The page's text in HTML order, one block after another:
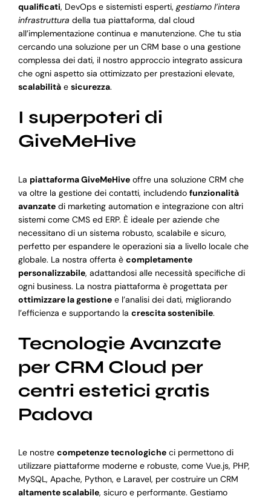
qualificati, DevOps e sistemisti esperti, gestiamo l’intera
infrastruttura della tua piattaforma, dal cloud
all’implementazione continua e manutenzione. Che tu stia
cercando una soluzione per un CRM base o una gestione
complessa dei dati, il nostro approccio integrato assicura
che ogni aspetto sia ottimizzato per prestazioni elevate,
scalabilitàe sicurezza.
I superpoteri di
GiveMeHive
La piattaforma GiveMeHiveoffre una soluzione CRM che
va oltre la gestione dei contatti, includendo funzionalità
avanzatedi marketing automation e integrazione con altri
sistemi come CMS ed ERP. È ideale per aziende che
necessitano di un sistema robusto, scalabile e sicuro,
perfetto per espandere le operazioni sia a livello locale che
globale. La nostra offerta è completamente
personalizzabile, adattandosi alle necessità specifiche di
ogni business. La nostra piattaforma è progettata per
ottimizzare la gestionee l’analisi dei dati, migliorando
l’efficienza e supportando la crescita sostenibile.
Tecnologie Avanzate
per CRM Cloud per
centri estetici gratis
Padova
Le nostre competenze tecnologicheci permettono di
utilizzare piattaforme moderne e robuste, come Vue.js, PHP,
MySQL, Apache, Python, e Laravel, per costruire un CRM
altamente scalabile, sicuro e performante. Gestiamo